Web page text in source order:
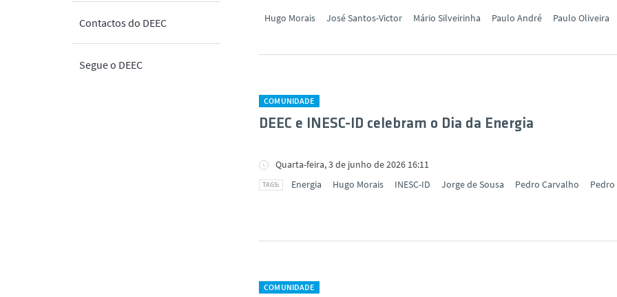
Contactos do DEEC
Segue o DEEC
Hugo Morais José Santos-Victor Mário Silveirinha Paulo André Paulo Oliveira
COMUNIDADE
DEEC e INESC-ID celebram o Dia da Energia
Quarta-feira, 3 de junho de 2026 16:11
Energia
Hugo Morais INESC-ID Jorge de Sousa Pedro Carvalho
COMUNIDADE